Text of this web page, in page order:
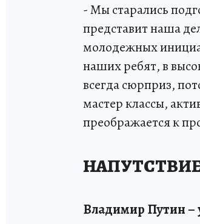
- Мы старались
представит наша
молодежных
наших ребят, в
всегда сюрприз,
мастер классы,
преображается к
Владимир Путин –